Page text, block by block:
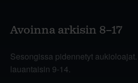
Avoinna arkisin 8–17
Sesongissa pidennetyt
lauantaisin 9-14.